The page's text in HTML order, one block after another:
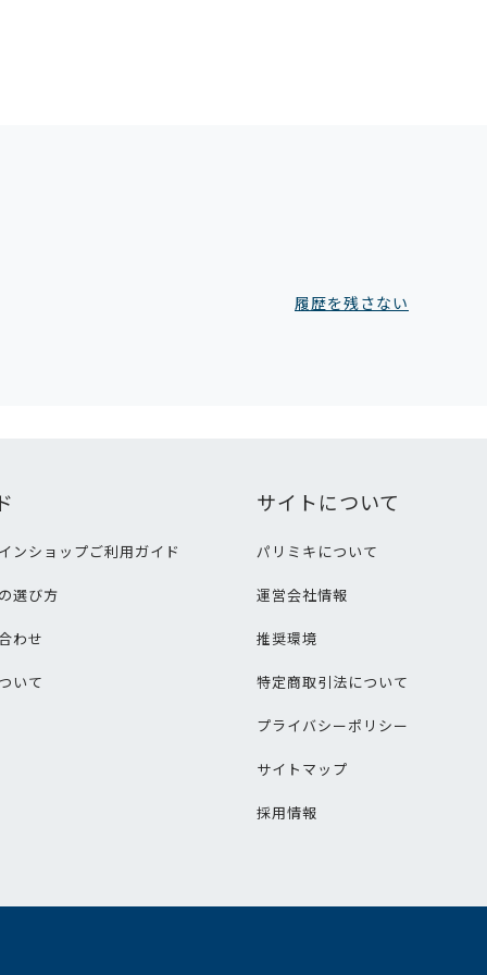
履歴を残さない
ンショップご利用ガイド
選び方
わせ
いて
サイトについて
パリミキについて
運営会社情報
推奨環境
特定商取引法について
プライバシーポリシー
サイトマップ
採用情報